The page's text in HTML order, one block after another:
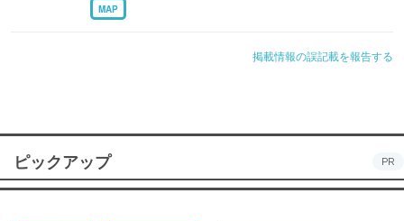
MAP
掲載情報の誤記載を報告する
ピックアップ PR